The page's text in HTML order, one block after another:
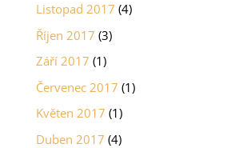
Listopad 2017 (4)
Říjen 2017 (3)
Září 2017 (1)
Červenec 2017 (1)
Květen 2017 (1)
Duben 2017 (4)